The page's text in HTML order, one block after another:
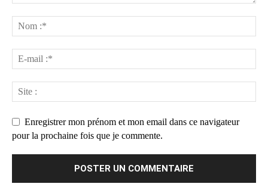
Enregistrer mon prénom et mon email dans ce navigateur
pour la prochaine fois que je commente.